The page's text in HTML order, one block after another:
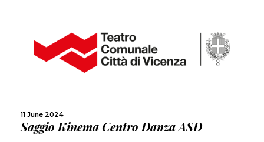
11 June 2024
Saggio Kinema Centro Danza ASD
MORE